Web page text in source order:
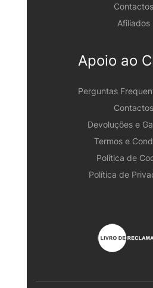
Contactos
Afiliados
Apoio ao
Perguntas
Contactos
Devoluções e
Termos e
Política de
Política de